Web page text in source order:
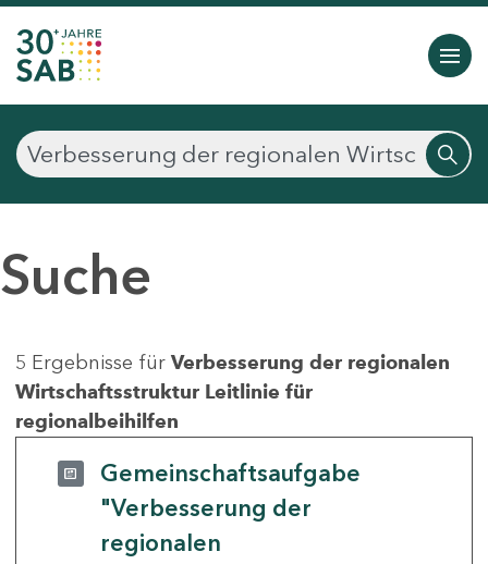
Suche
5 Ergebnisse für Verbesserung der regionalen
Wirtschaftsstruktur Leitlinie für
regionalbeihilfen
Gemeinschaftsaufgabe
"Verbesserung der
regionalen